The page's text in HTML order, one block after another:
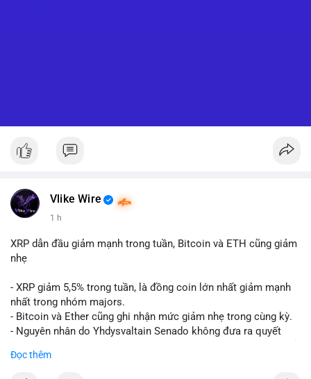
Vlike Wire
1 h
XRP dẫn đầu giảm mạnh trong tuần, Bitcoin và ETH cũng giảm
nhẹ
- XRP giảm 5,5% trong tuần, là đồng coin lớn nhất giảm mạnh
nhất trong nhóm majors.
- Bitcoin và Ether cũng ghi nhận mức giảm nhẹ trong cùng kỳ.
- Nguyên nhân do Yhdysvaltain Senado không đưa ra quyết
hè, đẩy việc thảo luận sang tháng 9.
Đọc thêm